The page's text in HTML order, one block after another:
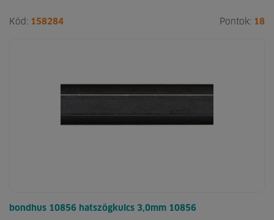
Kód: 158284 Pontok: 18
bondhus 10856 hatszögkulcs 3,0mm 10856